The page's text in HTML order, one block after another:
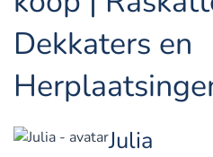
Dekkaters en
Julia